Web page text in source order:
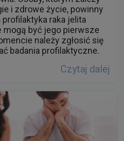
i zdrowe życie, powinny
raka jelita
mogą być jego pierwsze
należy zgłosić się
badania profilaktyczne.
Czytaj dalej